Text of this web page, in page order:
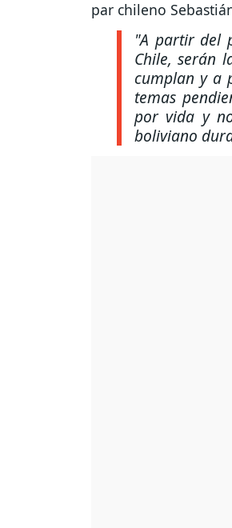
par chileno
"A partir del
Chile, serán
cumplan y a
temas
por vida y
boliviano